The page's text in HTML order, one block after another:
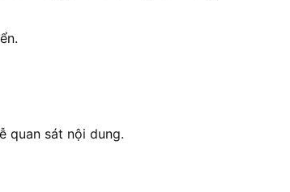
quan sát nội dung.